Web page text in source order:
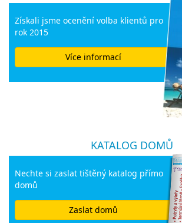
Získali jsme ocenění volba klientů pro
rok 2015
Více informací
KATALOG DOMŮ
Nechte si zaslat tištěný katalog přímo
domů
Zaslat domů